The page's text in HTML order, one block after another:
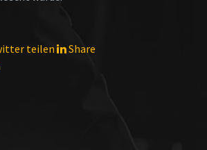
teilen
Share